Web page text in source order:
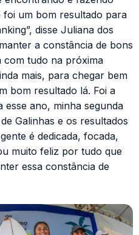
foi um bom resultado para
disse Juliana dos
a constância de bons
com tudo na próxima
mais, para chegar bem
bom resultado lá. Foi a
esse ano, minha segunda
Galinhas e os resultados
é dedicada, focada,
muito feliz por tudo que
essa constância de